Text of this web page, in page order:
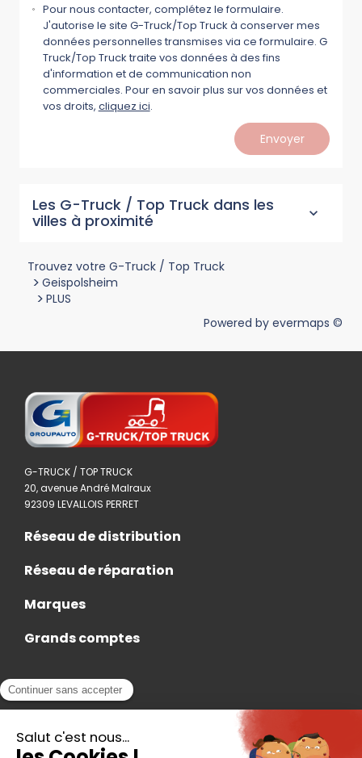
Pour nous contacter, complétez le formulaire.
J'autorise le site G-Truck/Top Truck à conserver mes
données personnelles transmises via ce formulaire. G
Truck/Top Truck traite vos données à des fins
d'information et de communication non
commerciales. Pour en savoir plus sur vos données et
vos droits, cliquez ici.
Envoyer
Les G-Truck / Top Truck dans les
villes à proximité
Trouvez votre G-Truck / Top Truck
> Geispolsheim
> PLUS
Powered by evermaps ©
G-TRUCK / TOP TRUCK
20, avenue André Malraux
92309 LEVALLOIS PERRET
Réseau de distribution
Réseau de réparation
Marques
Grands comptes
Actualités
Contact